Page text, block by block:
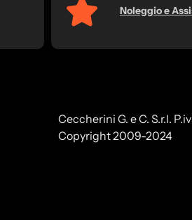
Noleggio e
Ceccherini G. e C. S.r.l.
Copyright 2009-2024